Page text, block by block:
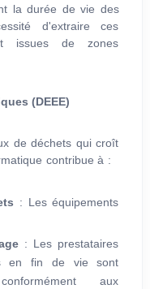
la durée de vie des
d'extraire ces
issues de zones
(DEEE)
de déchets qui croît
contribue à :
: Les équipements
: Les prestataires
en fin de vie sont
aux